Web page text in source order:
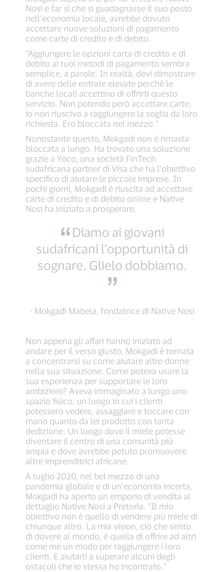
Nosi e far sì che si guadagnasse il suo posto
nell’economia locale, avrebbe dovuto
accettare nuove soluzioni di pagamento
come carte di credito e di debito.
“Aggiungere le opzioni carta di credito e di
debito ai tuoi metodi di pagamento sembra
semplice, a parole. In realtà, devi dimostrare
di avere delle entrate elevate perché le
banche locali accettino di offrirti questo
servizio. Non potendo però accettare carte,
io non riuscivo a raggiungere la soglia da loro
richiesta. Ero bloccata nel mezzo.”
Nonostante questo, Mokgadi non è rimasta
bloccata a lungo. Ha trovato una soluzione
grazie a Yoco, una società FinTech
sudafricana partner di Visa che ha l’obiettivo
specifico di aiutare le piccole imprese. In
pochi giorni, Mokgadi è riuscita ad accettare
carte di credito e di debito online e Native
Nosi ha iniziato a prosperare.
Diamo ai giovani
sudafricani l’opportunità di
sognare. Glielo dobbiamo.
- Mokgadi Mabela, fondatrice di Native Nosi
Non appena gli affari hanno iniziato ad
andare per il verso giusto, Mokgadi è tornata
a concentrarsi su come aiutare altre donne
nella sua situazione. Come poteva usare la
sua esperienza per supportare le loro
ambizioni? Aveva immaginato a lungo uno
spazio fisico, un luogo in cui i clienti
potessero vedere, assaggiare e toccare con
mano quanto da lei prodotto con tanta
dedizione. Un luogo dove il miele potesse
diventare il centro di una comunità più
ampia e dove avrebbe potuto promuovere
altre imprenditrici africane.
A luglio 2020, nel bel mezzo di una
pandemia globale e di un’economia incerta,
Mokgadi ha aperto un emporio di vendita al
dettaglio Native Nosi a Pretoria. “Il mio
obiettivo non è quello di vendere più miele di
chiunque altro. La mia vision, ciò che sento
di dovere al mondo, è quella di offrire ad altri
come me un modo per raggiungere i loro
clienti. E aiutarli a superare alcuni degli
ostacoli che io stessa ho incontrato.”